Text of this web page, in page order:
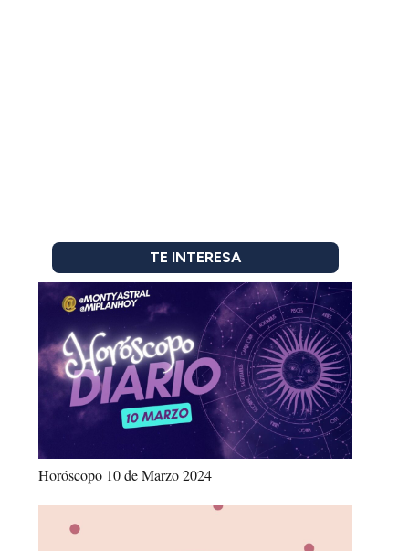
TE INTERESA
Horóscopo 10 de Marzo 2024